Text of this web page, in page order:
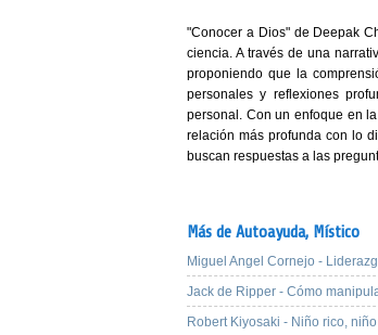
"Conocer a Dios" de Deepak
ciencia. A través de una
proponiendo que la
personales y reflexiones
personal. Con un enfoque en
relación más profunda con lo
buscan respuestas a las
Más de Autoayuda, Místico
Miguel Angel Cornejo -
Jack de Ripper - Cómo
Robert Kiyosaki - Niño rico,